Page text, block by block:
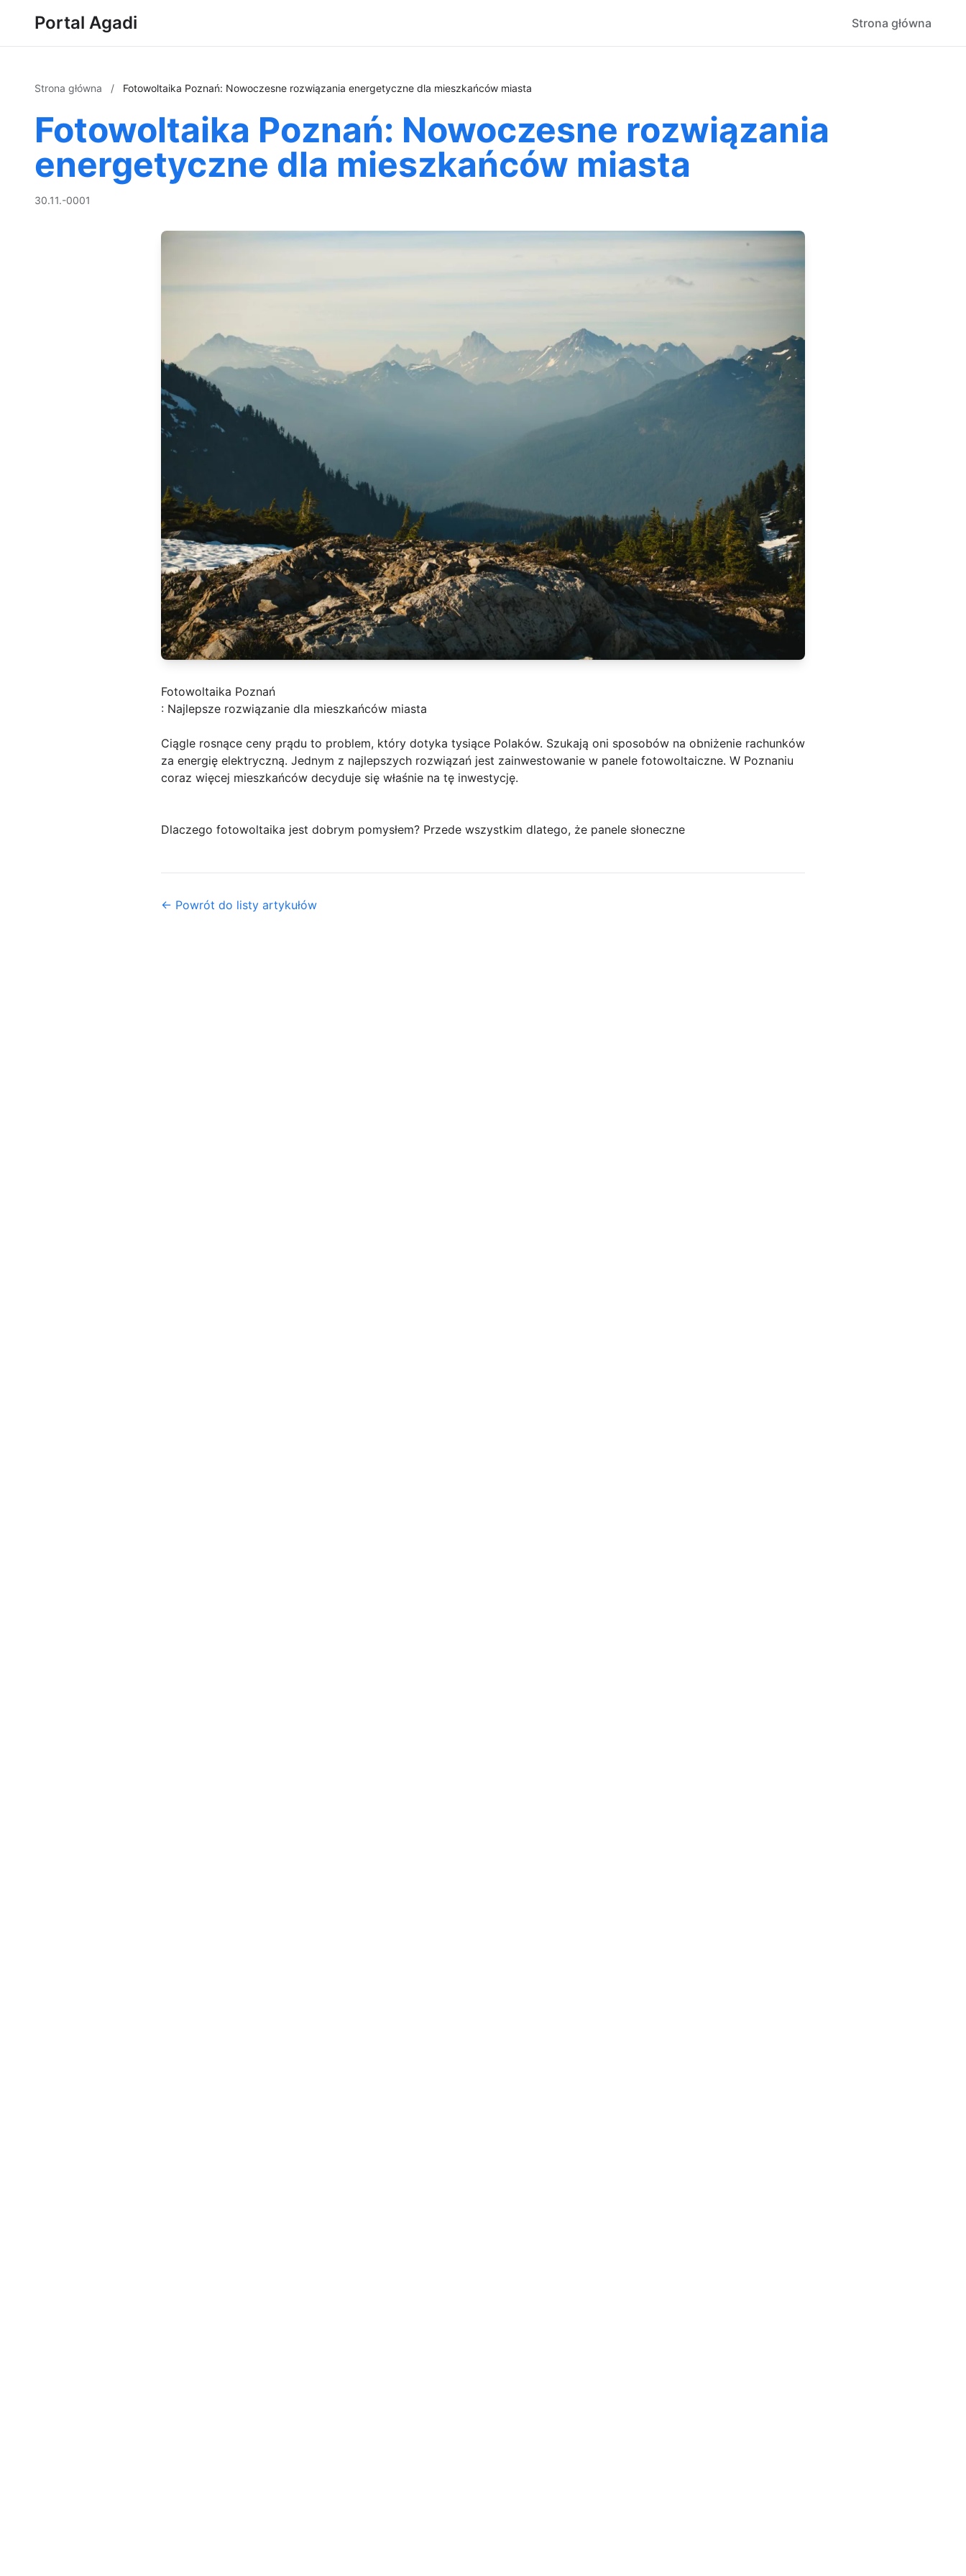
Portal Agadi Strona główna
Strona główna / Fotowoltaika Poznań: Nowoczesne rozwiązania energetyczne dla mieszkańców miasta
Fotowoltaika Poznań: Nowoczesne rozwiązania
energetyczne dla mieszkańców miasta
30.11.-0001
Fotowoltaika Poznań
: Najlepsze rozwiązanie dla mieszkańców miasta
Ciągle rosnące ceny prądu to problem, który dotyka tysiące Polaków. Szukają oni sposobów na obniżenie rachunków
za energię elektryczną. Jednym z najlepszych rozwiązań jest zainwestowanie w panele fotowoltaiczne. W Poznaniu
coraz więcej mieszkańców decyduje się właśnie na tę inwestycję.
Dlaczego fotowoltaika jest dobrym pomysłem? Przede wszystkim dlatego, że panele słoneczne
← Powrót do listy artykułów